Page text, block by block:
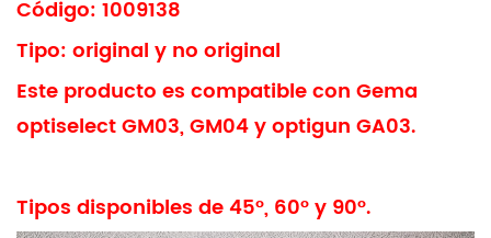
Código: 1009138
Tipo: original y no original
Este producto es compatible con Gema
optiselect GM03, GM04 y optigun GA03.
Tipos disponibles de 45°, 60° y 90°.